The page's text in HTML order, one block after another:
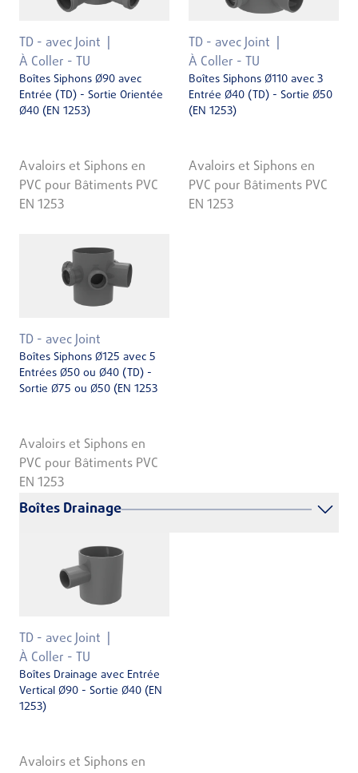
TD - avec Joint
À Coller - TU
Boîtes Siphons Ø90 avec
Entrée (TD) - Sortie Orientée
Ø40 (EN 1253)
Avaloirs et Siphons en
PVC pour Bâtiments PVC
EN 1253
TD - avec Joint
À Coller - TU
Boîtes Siphons Ø110 avec 3
Entrée Ø40 (TD) - Sortie Ø50
(EN 1253)
Avaloirs et Siphons en
PVC pour Bâtiments PVC
EN 1253
TD - avec Joint
Boîtes Siphons Ø125 avec 5
Entrées Ø50 ou Ø40 (TD) -
Sortie Ø75 ou Ø50 (EN 1253
Avaloirs et Siphons en
PVC pour Bâtiments PVC
EN 1253
Boîtes Drainage
TD - avec Joint
À Coller - TU
Boîtes Drainage avec Entrée
Vertical Ø90 - Sortie Ø40 (EN
1253)
Avaloirs et Siphons en